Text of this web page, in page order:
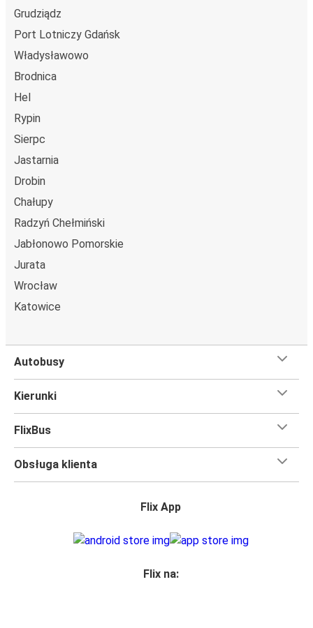
Grudziądz
Port Lotniczy Gdańsk
Władysławowo
Brodnica
Hel
Rypin
Sierpc
Jastarnia
Drobin
Chałupy
Radzyń Chełmiński
Jabłonowo Pomorskie
Jurata
Wrocław
Katowice
Autobusy
Kierunki
FlixBus
Obsługa klienta
Flix App
Flix na: